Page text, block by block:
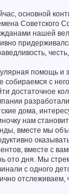
основной
Советского
нашей
помощь и
собираемся с
достаточное
дома,
нам
вместе мы
вместе с
ото дня. Мы
с одного
отслеживаем,